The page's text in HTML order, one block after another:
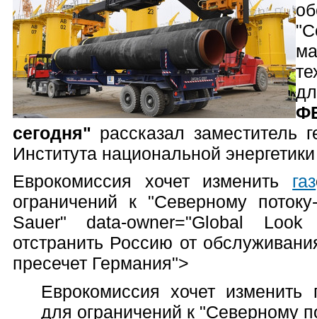
сегодня" рассказал заместитель
Института национальной
Еврокомиссия хочет изменить газ
ограничений к "Северному
Sauer" data-owner="Global
отстранить Россию от
пресечет Германия">
Еврокомиссия хочет
для ограничений к "Северному